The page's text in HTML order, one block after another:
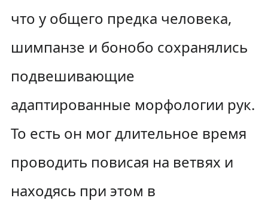
что у общего предка человека,
шимпанзе и бонобо сохранялись
подвешивающие
адаптированные морфологии рук.
То есть он мог длительное время
проводить повисая на ветвях и
находясь при этом в